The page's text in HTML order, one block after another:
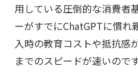
用している圧倒的な消費者
ーがすでにChatGPTに慣れ
入時の教育コストや抵抗感
までのスピードが速いのです